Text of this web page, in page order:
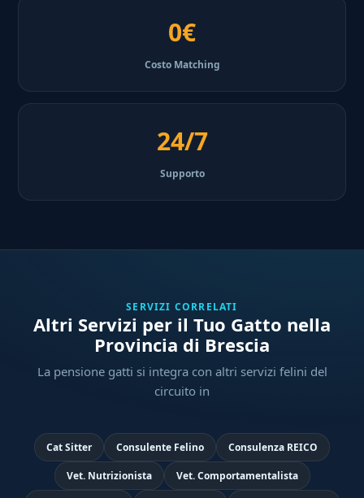
0€
Costo Matching
24/7
Supporto
SERVIZI CORRELATI
Altri Servizi per il Tuo Gatto nella
Provincia di Brescia
La pensione gatti si integra con altri servizi felini del
circuito in
Cat Sitter Consulente Felino Consulenza REICO
Vet. Nutrizionista Vet. Comportamentalista